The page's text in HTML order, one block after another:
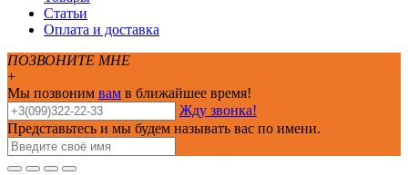
Статьи
Оплата и доставка
ПОЗВОНИТЕ МНЕ
+
Мы позвоним вам в ближайшее время!
Жду звонка!
Представьтесь и мы будем называть вас по имени.